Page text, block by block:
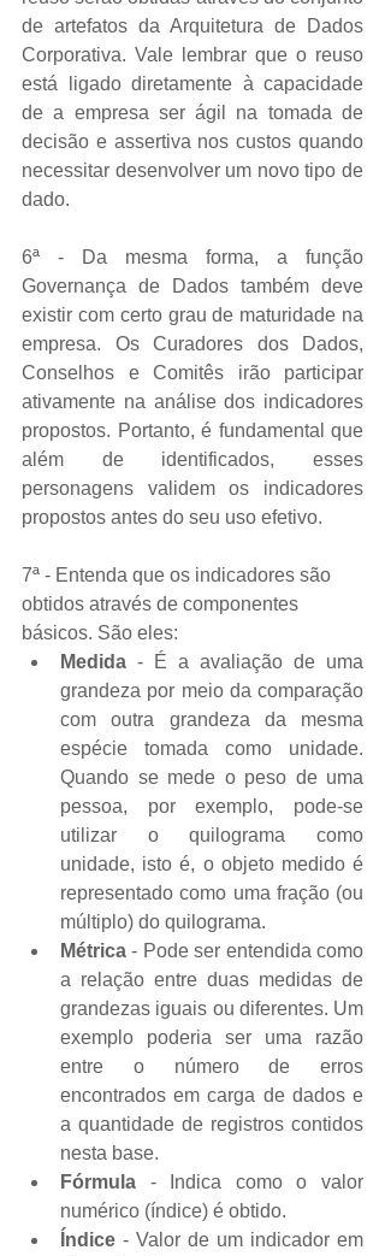
de artefatos da Arquitetura de Dados
Corporativa. Vale lembrar que o reuso
está ligado diretamente à capacidade
de a empresa ser ágil na tomada de
decisão e assertiva nos custos quando
necessitar desenvolver um novo tipo de
dado.
6ª - Da mesma forma, a função
Governança de Dados também deve
existir com certo grau de maturidade na
empresa. Os Curadores dos Dados,
Conselhos e Comitês irão participar
ativamente na análise dos indicadores
propostos. Portanto, é fundamental que
além de identificados, esses
personagens validem os indicadores
propostos antes do seu uso efetivo.
7ª - Entenda que os indicadores são
obtidos através de componentes
básicos. São eles:
Medida - É a avaliação de uma
grandeza por meio da comparação
com outra grandeza da mesma
espécie tomada como unidade.
Quando se mede o peso de uma
pessoa, por exemplo, pode-se
utilizar o quilograma como
unidade, isto é, o objeto medido é
representado como uma fração (ou
múltiplo) do quilograma.
Métrica - Pode ser entendida como
a relação entre duas medidas de
grandezas iguais ou diferentes. Um
exemplo poderia ser uma razão
entre o número de erros
encontrados em carga de dados e
a quantidade de registros contidos
nesta base.
Fórmula - Indica como o valor
numérico (índice) é obtido.
Índice - Valor de um indicador em